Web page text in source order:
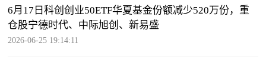
6月17日科创创业50ETF华夏基金份额减少520万份，重
仓股宁德时代、中际旭创、新易盛
2026-06-25 19:14:11